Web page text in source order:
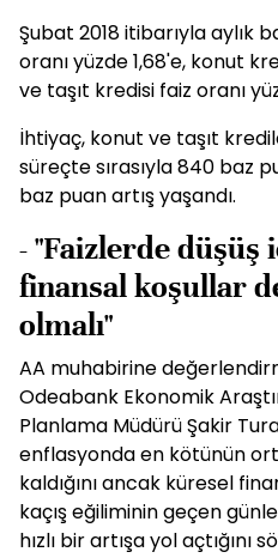
Şubat 2018 itibarıyla aylık
oranı yüzde 1,68'e, konut
ve taşıt kredisi faiz oranı
İhtiyaç, konut ve taşıt
süreçte sırasıyla 840 baz
baz puan artış yaşandı.
- "Faizlerde düşüş
finansal koşullar
olmalı"
AA muhabirine
Odeabank Ekonomik
Planlama Müdürü Şakir
enflasyonda en kötünün
kaldığını ancak küresel
kaçış eğiliminin geçen
hızlı bir artışa yol açtığını